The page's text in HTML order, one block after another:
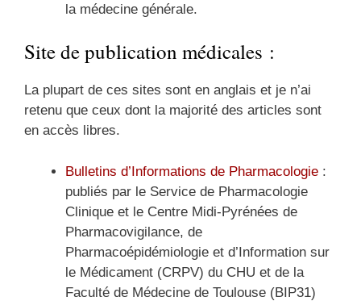
la médecine générale.
Site de publication médicales :
La plupart de ces sites sont en anglais et je n’ai
retenu que ceux dont la majorité des articles sont
en accès libres.
Bulletins d’Informations de Pharmacologie :
publiés par le Service de Pharmacologie
Clinique et le Centre Midi-Pyrénées de
Pharmacovigilance, de
Pharmacoépidémiologie et d’Information sur
le Médicament (CRPV) du CHU et de la
Faculté de Médecine de Toulouse (BIP31)